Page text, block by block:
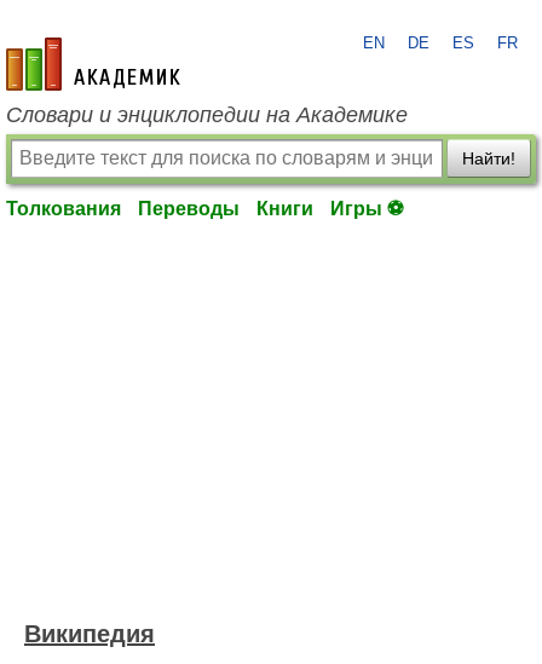
academic.ru
EN DE ES FR
Словари и энциклопедии на Академике
Найти!
Толкования Переводы Книги Игры ⚽
Википедия